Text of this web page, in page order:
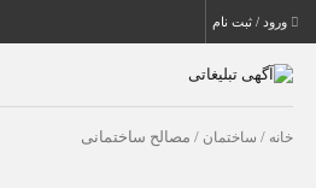
ورود / ثبت نام
خانه / ساختمان / مصالح ساختمانی